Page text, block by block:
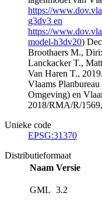
https://
g3dv3 en
https://
model-h3dv20)
Broothaers M.,
Lanckacker T.,
Van Haren T.,
Vlaams
Omgeving) en
2018/RMA/R/
Unieke code
EPSG:31370
Distributieformaat
Naam Versie
GML 3.2